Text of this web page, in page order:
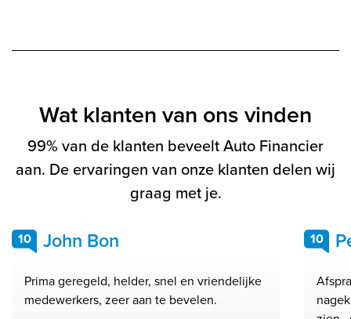
Wat klanten van ons vinden
99% van de klanten beveelt Auto Financier
aan. De ervaringen van onze klanten delen wij
graag met je.
10 John Bon
Prima geregeld, helder, snel en vriendelijke
medewerkers, zeer aan te bevelen.
10